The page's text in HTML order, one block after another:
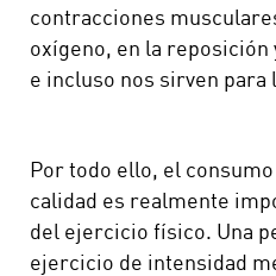
contracciones
oxígeno, en la
e incluso nos sirven
Por todo ello, el
calidad es realmente
del ejercicio físico. Una
ejercicio de intensidad